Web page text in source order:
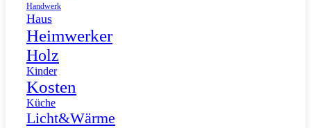
Handwerk
Haus
Heimwerker
Holz
Kinder
Kosten
Küche
Licht&Wärme